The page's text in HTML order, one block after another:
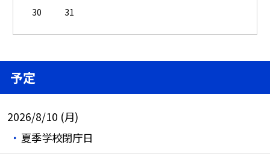
30
31
予定
2026/8/10 (月)
夏季学校閉庁日